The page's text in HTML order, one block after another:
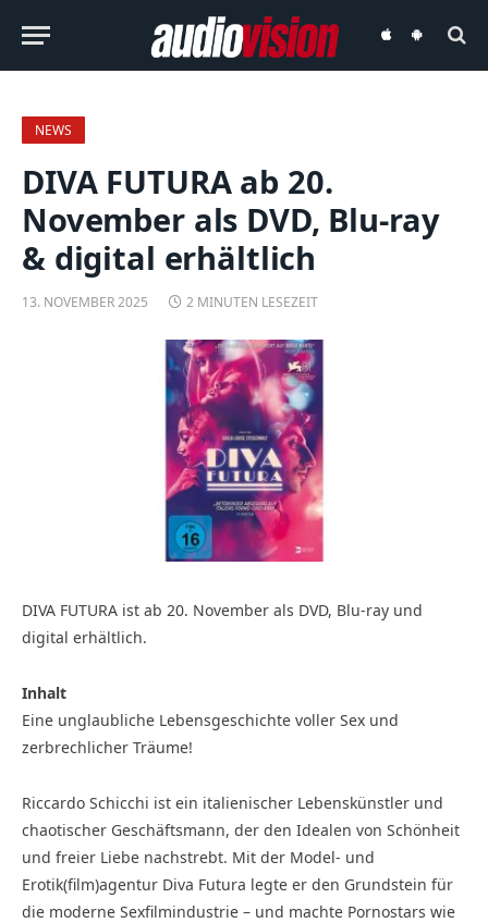
audiovisionaudiovision
NEWS
DIVA FUTURA ab 20.
November als DVD, Blu-ray
& digital erhältlich
13. NOVEMBER 2025 2 MINUTEN LESEZEIT
DIVA FUTURA ist ab 20. November als DVD, Blu-ray und
digital erhältlich.
Inhalt
Eine unglaubliche Lebensgeschichte voller Sex und
zerbrechlicher Träume!
Riccardo Schicchi ist ein italienischer Lebenskünstler und
chaotischer Geschäftsmann, der den Idealen von Schönheit
und freier Liebe nachstrebt. Mit der Model- und
Erotik(film)agentur Diva Futura legte er den Grundstein für
die moderne Sexfilmindustrie – und machte Pornostars wie